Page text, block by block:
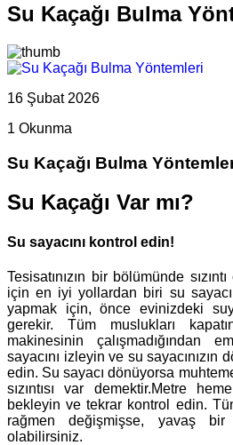
Su Kaçağı Bulma
16 Şubat 2026
1 Okunma
Su Kaçağı Bulma
Su Kaçağı Var mı?
Su sayacını kontrol edin!
Tesisatınızın bir bölümünde
için en iyi yollardan biri su
yapmak için, önce evinizdeki
gerekir. Tüm muslukları
makinesinin çalışmadığından
sayacını izleyin ve su sayacınızın
edin. Su sayacı dönüyorsa
sızıntısı var demektir.Metre
bekleyin ve tekrar kontrol edin.
rağmen değişmişse, yavaş bir
olabilirsiniz.